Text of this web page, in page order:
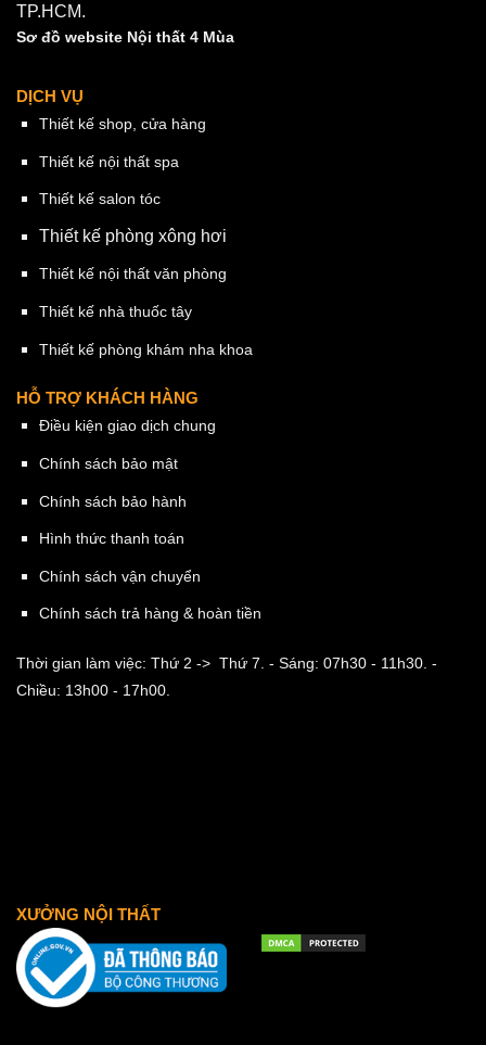
TP.HCM.
Sơ đồ website Nội thất 4 Mùa
DỊCH VỤ
Thiết kế shop, cửa hàng
Thiết kế nội thất spa
Thiết kế salon tóc
Thiết kế phòng xông hơi
Thiết kế nội thất văn phòng
Thiết kế nhà thuốc tây
Thiết kế phòng khám nha khoa
HỖ TRỢ KHÁCH HÀNG
Điều kiện giao dịch chung
Chính sách bảo mật
Chính sách bảo hành
Hình thức thanh toán
Chính sách vận chuyển
Chính sách trả hàng & hoàn tiền
Thời gian làm việc: Thứ 2 -> Thứ 7. - Sáng: 07h30 - 11h30. -
Chiều: 13h00 - 17h00.
XƯỞNG NỘI THẤT